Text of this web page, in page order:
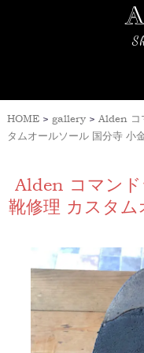
HOME> gallery> Alden
タムオールソール 国分寺 小
Alden コマン
靴修理 カスタ